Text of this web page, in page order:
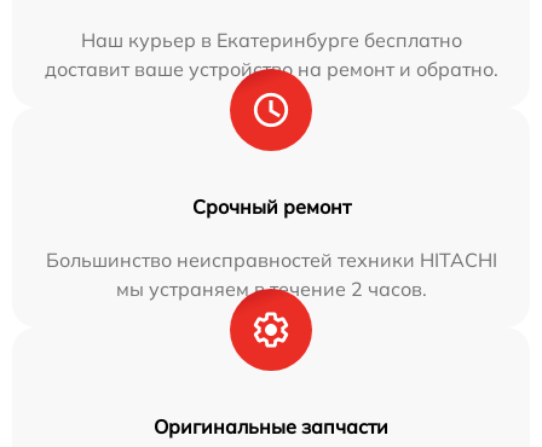
Наш курьер в Екатеринбурге бесплатно
доставит ваше устройство на ремонт и обратно.
Срочный ремонт
Большинство неисправностей техники HITACHI
мы устраняем в течение 2 часов.
Оригинальные запчасти